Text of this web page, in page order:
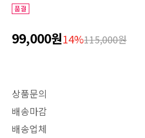
99,000원14%115,000원
상품문의
배송마감
배송업체